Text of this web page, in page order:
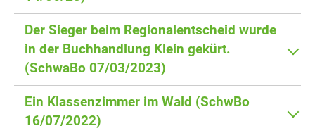
Der Sieger beim Regionalentscheid wurde
in der Buchhandlung Klein gekürt.
(SchwaBo 07/03/2023)
Ein Klassenzimmer im Wald (SchwBo
16/07/2022)